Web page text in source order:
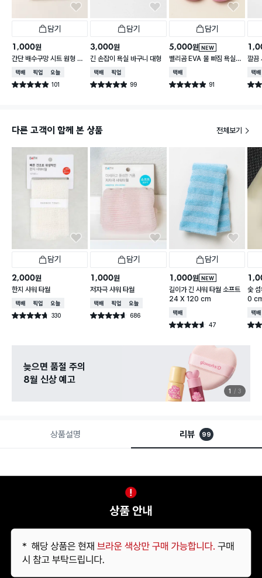
담기
1,000원
간단 배수구망 시트 원형 중
형 15매입
택배배송매장픽업오늘배송
별점 4.9점 101
건 작성
담기
3,000원
긴 손잡이 욕실 바구니 대형
택배배송매장픽업
별점 4.9점 99
건 작성
담기
NEW
5,000원
벨리곰 EVA 물 빠짐 욕실화
260~280 mm
택배배송
별점 4.9점 91
건 작성
깔끔
50
택배
별점
다른 고객이 함께 본 상품 전체보기
담기
2,000원
한지 샤워 타월
택배배송매장픽업오늘배송
별점 4.7점 330
건 작성
담기
1,000원
저자극 샤워 타월
택배배송매장픽업오늘배송
별점 4.6점 686
건 작성
담기
NEW
1,000원
길이가 긴 샤워 타월 소프트
24 X 120 cm
택배배송
별점 4.6점 47
건 작성
숯
0
택배
별점
늦으면 품절 주의
8월 신상 예고
1 3
상품설명 리뷰 99